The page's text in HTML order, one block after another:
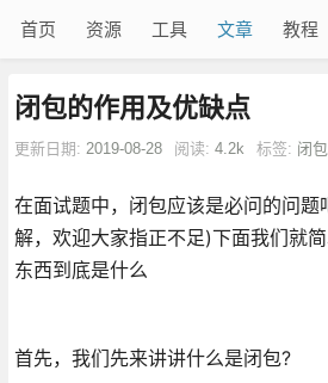
首页 资源 工具 文章 教程
闭包的作用及优缺点
更新日期: 2019-08-28 阅读: 4.2k 标签: 闭包
在面试题中，闭包应该是必问的问题
解，欢迎大家指正不足)下面我们就
东西到底是什么
首先，我们先来讲讲什么是闭包?